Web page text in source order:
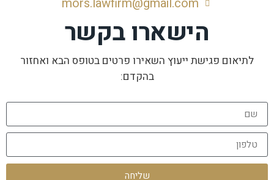
הישארו בקשר
לתיאום פגישת ייעוץ השאירו פרטים בטופס הבא ואחזור
בהקדם:
שליחה